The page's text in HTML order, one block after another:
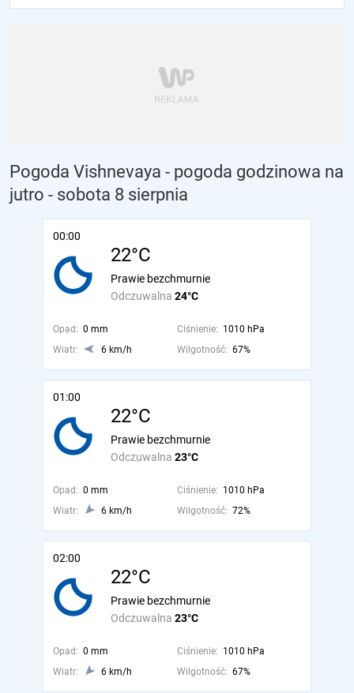
Pogoda Vishnevaya - pogoda godzinowa na
jutro - sobota 8 sierpnia
00:00
22°C
Odczuwalna 24°C
Prawie bezchmurnie
Opad: 0 mm Ciśnienie: 1010 hPa
Wiatr:
6 km/h Wilgotność: 67%
01:00
22°C
Odczuwalna 23°C
Prawie bezchmurnie
Opad: 0 mm Ciśnienie: 1010 hPa
Wiatr:
6 km/h Wilgotność: 72%
02:00
22°C
Odczuwalna 23°C
Prawie bezchmurnie
Opad: 0 mm Ciśnienie: 1010 hPa
Wiatr:
6 km/h Wilgotność: 67%